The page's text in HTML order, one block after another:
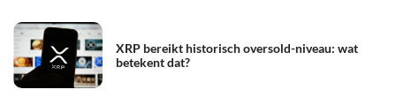
XRP bereikt historisch oversold-niveau: wat
betekent dat?